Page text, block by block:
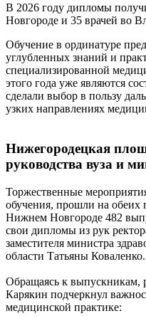
В 2026 году дипломы
Новгороде и 35 врачей во
Обучение в ординатуре
углубленных знаний и
специализированной
этого года уже являются
сделали выбор в пользу
узких направлениях
Нижегородецкая
руководства вуза и
Торжественные
обучения, прошли на обеих
Нижнем Новгороде 482
свои дипломы из рук
заместителя министра
области Татьяны Коваленко.
Обращаясь к выпускникам,
Карякин подчеркнул
медицинской практике: